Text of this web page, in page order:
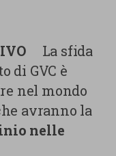
La sfida
di GVC è
nel mondo
avranno la
nelle